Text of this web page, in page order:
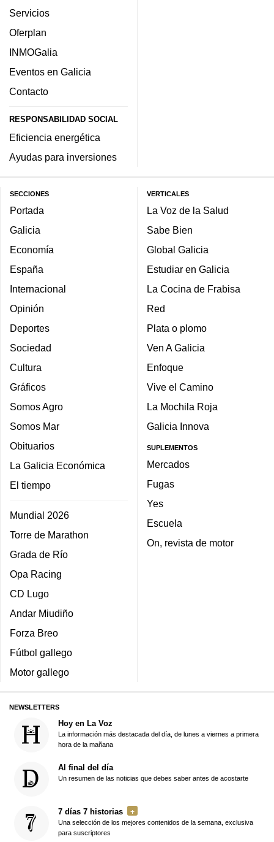
Servicios
Oferplan
INMOGalia
Eventos en Galicia
Contacto
RESPONSABILIDAD SOCIAL
Eficiencia energética
Ayudas para inversiones
SECCIONES
Portada
Galicia
Economía
España
Internacional
Opinión
Deportes
Sociedad
Cultura
Gráficos
Somos Agro
Somos Mar
Obituarios
La Galicia Económica
El tiempo
Mundial 2026
Torre de Marathon
Grada de Río
Opa Racing
CD Lugo
Andar Miudiño
Forza Breo
Fútbol gallego
Motor gallego
VERTICALES
La Voz de la Salud
Sabe Bien
Global Galicia
Estudiar en Galicia
La Cocina de Frabisa
Red
Plata o plomo
Ven A Galicia
Enfoque
Vive el Camino
La Mochila Roja
Galicia Innova
SUPLEMENTOS
Mercados
Fugas
Yes
Escuela
On, revista de motor
NEWSLETTERS
Hoy en La Voz
La información más destacada del día, de lunes a viernes a primera
hora de la mañana
Al final del día
Un resumen de las noticias que debes saber antes de acostarte
7 días 7 historias
Una selección de los mejores contenidos de la semana, exclusiva
para suscriptores